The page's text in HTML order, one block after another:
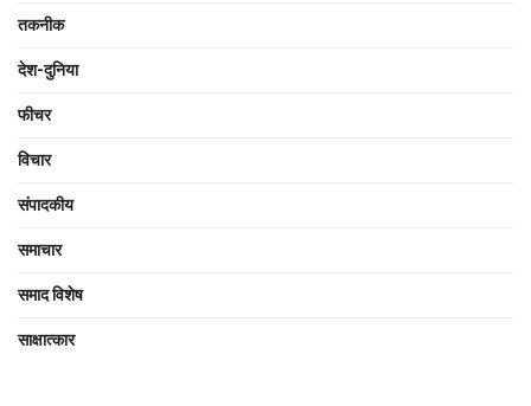
तकनीक
देश-दुनिया
फीचर
विचार
संपादकीय
समाचार
समाद विशेष
साक्षात्‍कार